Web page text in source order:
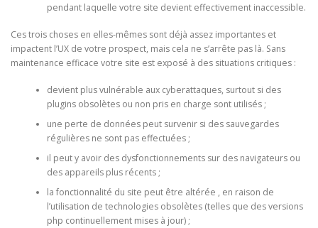
pendant laquelle votre site devient effectivement inaccessible.
Ces trois choses en elles-mêmes sont déjà assez importantes et
impactent l’UX de votre prospect, mais cela ne s’arrête pas là. Sans
maintenance efficace votre site est exposé à des situations critiques :
devient plus vulnérable aux cyberattaques, surtout si des
plugins obsolètes ou non pris en charge sont utilisés ;
une perte de données peut survenir si des sauvegardes
régulières ne sont pas effectuées ;
il peut y avoir des dysfonctionnements sur des navigateurs ou
des appareils plus récents ;
la fonctionnalité du site peut être altérée , en raison de
l’utilisation de technologies obsolètes (telles que des versions
php continuellement mises à jour) ;